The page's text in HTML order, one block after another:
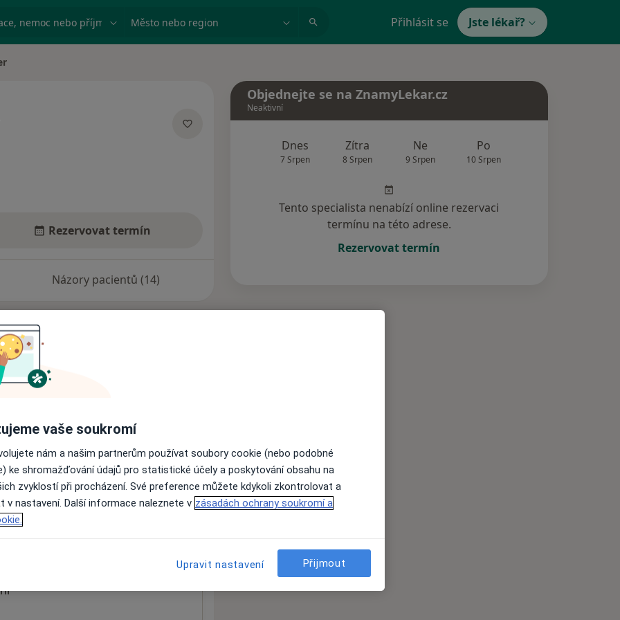
nemoc nebo příjmení Město nebo region Přihlásit se Jste lékař?
Rezervovat termín
Názory pacientů (14)
nejsou k dispozici
informace o svých službách.
Objednejte se na ZnamyLekar.cz
Neaktivní
Dnes
7 Srpen
Zítra
8 Srpen
Ne
9 Srpen
Po
10 Srpen
Tento specialista nenabízí online rezervaci
termínu na této adrese.
Rezervovat termín
vaše soukromí
nám a našim partnerům používat soubory cookie (nebo podobné
ke shromažďování údajů pro statistické účely a poskytování obsahu na
zvyklostí při procházení. Své preference můžete kdykoli zkontrolovat a
v nastavení. Další informace naleznete v zásadách ochrany soukromí a
Upravit nastavení Přijmout